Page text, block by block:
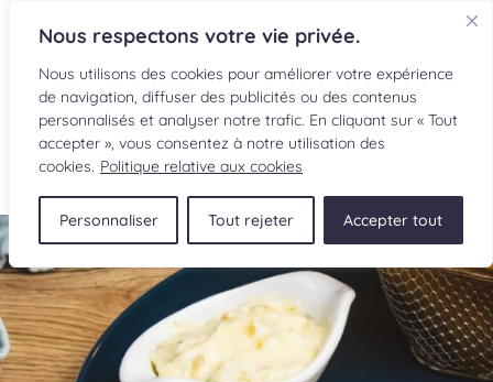
Nous respectons votre vie privée.
Nous utilisons des cookies pour améliorer votre expérience
de navigation, diffuser des publicités ou des contenus
personnalisés et analyser notre trafic. En cliquant sur « Tout
accepter », vous consentez à notre utilisation des
cookies. Politique relative aux cookies
Personnaliser Tout rejeter Accepter tout
EN
RECETTES
INGRÉDIENTS
LECTURES CULINAIRES